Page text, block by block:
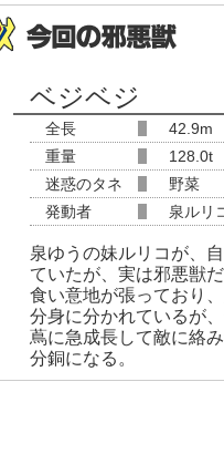
ベジベジ
全長
42.9m
重量
128.0t
迷惑のタネ
野菜
発動者
泉ルリ
泉ゆうの妹ルリコが、
ていたが、実は邪悪獣だ
食い意地が張っており
分身に分かれているが
蔦に急成長して敵に絡
分銅になる。